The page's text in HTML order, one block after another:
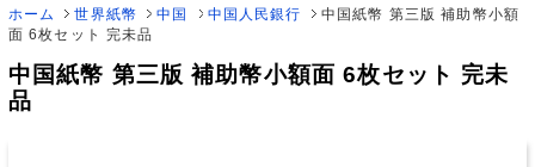
ホーム 世界紙幣 中国 中国人民銀行
中国紙幣 第三版 補助幣小額
面 6枚セット 完未品
中国紙幣 第三版 補助幣小額面 6枚セット 完未
品